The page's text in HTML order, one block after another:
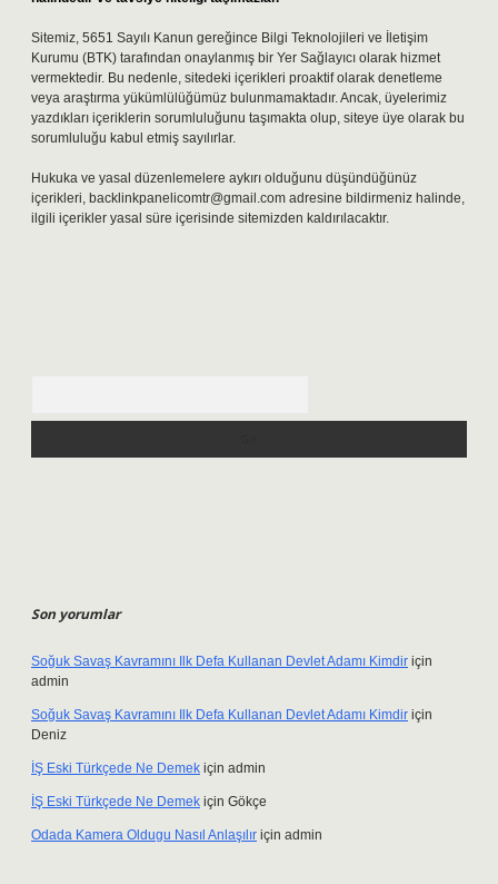
Sitemiz, 5651 Sayılı Kanun gereğince Bilgi Teknolojileri ve İletişim
Kurumu (BTK) tarafından onaylanmış bir Yer Sağlayıcı olarak hizmet
vermektedir. Bu nedenle, sitedeki içerikleri proaktif olarak denetleme
veya araştırma yükümlülüğümüz bulunmamaktadır. Ancak, üyelerimiz
yazdıkları içeriklerin sorumluluğunu taşımakta olup, siteye üye olarak bu
sorumluluğu kabul etmiş sayılırlar.
Hukuka ve yasal düzenlemelere aykırı olduğunu düşündüğünüz
içerikleri, backlinkpanelicomtr@gmail.com adresine bildirmeniz halinde,
ilgili içerikler yasal süre içerisinde sitemizden kaldırılacaktır.
Son yorumlar
Soğuk Savaş Kavramını Ilk Defa Kullanan Devlet Adamı Kimdir için
admin
Soğuk Savaş Kavramını Ilk Defa Kullanan Devlet Adamı Kimdir için
Deniz
İŞ Eski Türkçede Ne Demek için admin
İŞ Eski Türkçede Ne Demek için Gökçe
Odada Kamera Oldugu Nasıl Anlaşılır için admin